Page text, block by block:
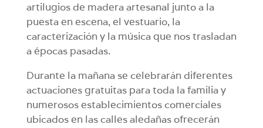
artilugios de madera artesanal junto a la
puesta en escena, el vestuario, la
caracterización y la música que nos trasladan
a épocas pasadas.
Durante la mañana se celebrarán diferentes
actuaciones gratuitas para toda la familia y
numerosos establecimientos comerciales
ubicados en las calles aledañas ofrecerán